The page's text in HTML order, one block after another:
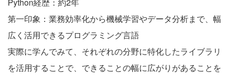
第一印象：業務効率化から機械学習やデータ分析まで、幅
広く活用できるプログラミング言語
実際に学んでみて、それぞれの分野に特化したライブラリ
を活用することで、できることの幅に広がりがあることを